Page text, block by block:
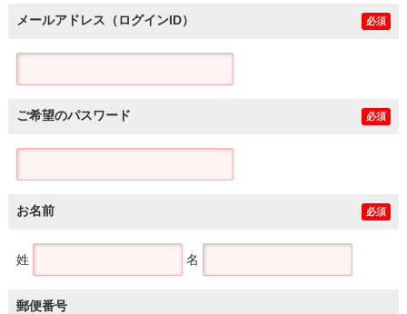
メールアドレス（ログインID） 必須
ご希望のパスワード 必須
お名前 必須
姓 名
郵便番号